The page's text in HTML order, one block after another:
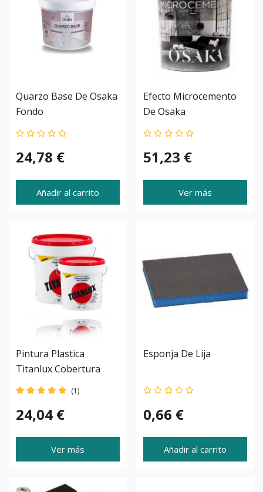
Quarzo Base De Osaka
Fondo
24,78 €
Añadir al carrito
Efecto Microcemento
De Osaka
51,23 €
Ver más
Pintura Plastica
Titanlux Cobertura
Total
(1)
24,04 €
Ver más
Esponja De Lija
0,66 €
Añadir al carrito